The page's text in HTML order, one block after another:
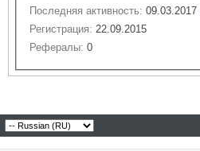
Последняя активность: 09.03.2017
Регистрация: 22.09.2015
Рефералы: 0